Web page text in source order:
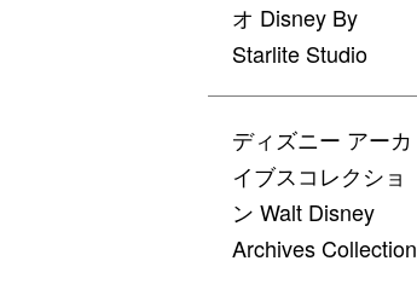
オ Disney By
Starlite Studio
ディズニー アーカ
イブスコレクショ
ン Walt Disney
Archives Collection